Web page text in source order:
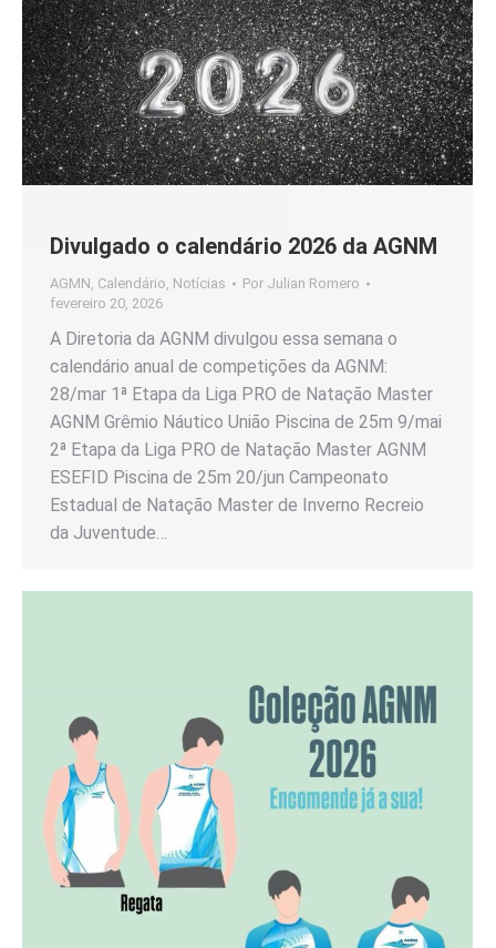
Divulgado o calendário 2026 da AGNM
AGMN, Calendário, Notícias Por Julian Romero
fevereiro 20, 2026
A Diretoria da AGNM divulgou essa semana o
calendário anual de competições da AGNM:
28/mar 1ª Etapa da Liga PRO de Natação Master
AGNM Grêmio Náutico União Piscina de 25m 9/mai
2ª Etapa da Liga PRO de Natação Master AGNM
ESEFID Piscina de 25m 20/jun Campeonato
Estadual de Natação Master de Inverno Recreio
da Juventude…